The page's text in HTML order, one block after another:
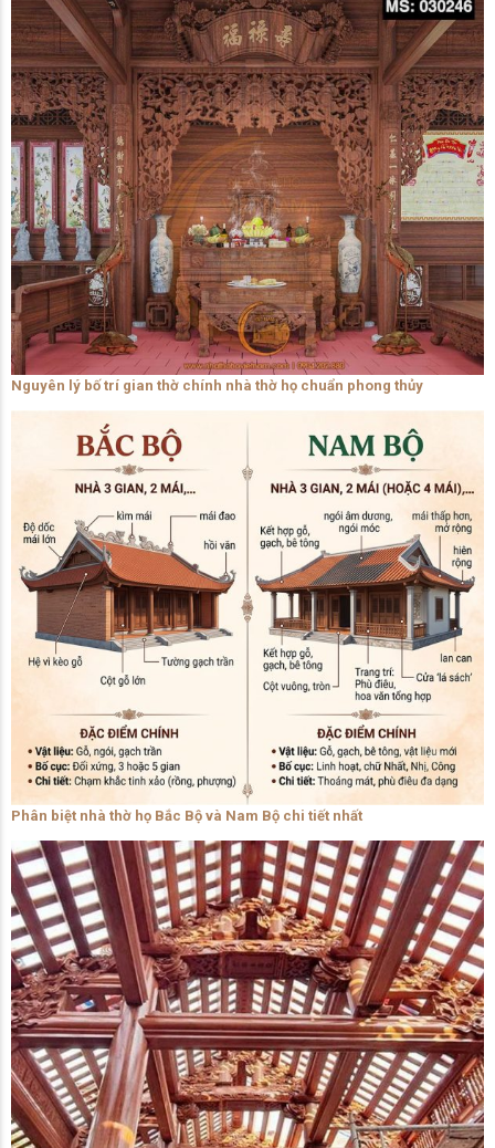
Nguyên lý bố trí gian thờ chính nhà thờ họ chuẩn phong thủy
Phân biệt nhà thờ họ Bắc Bộ và Nam Bộ chi tiết nhất